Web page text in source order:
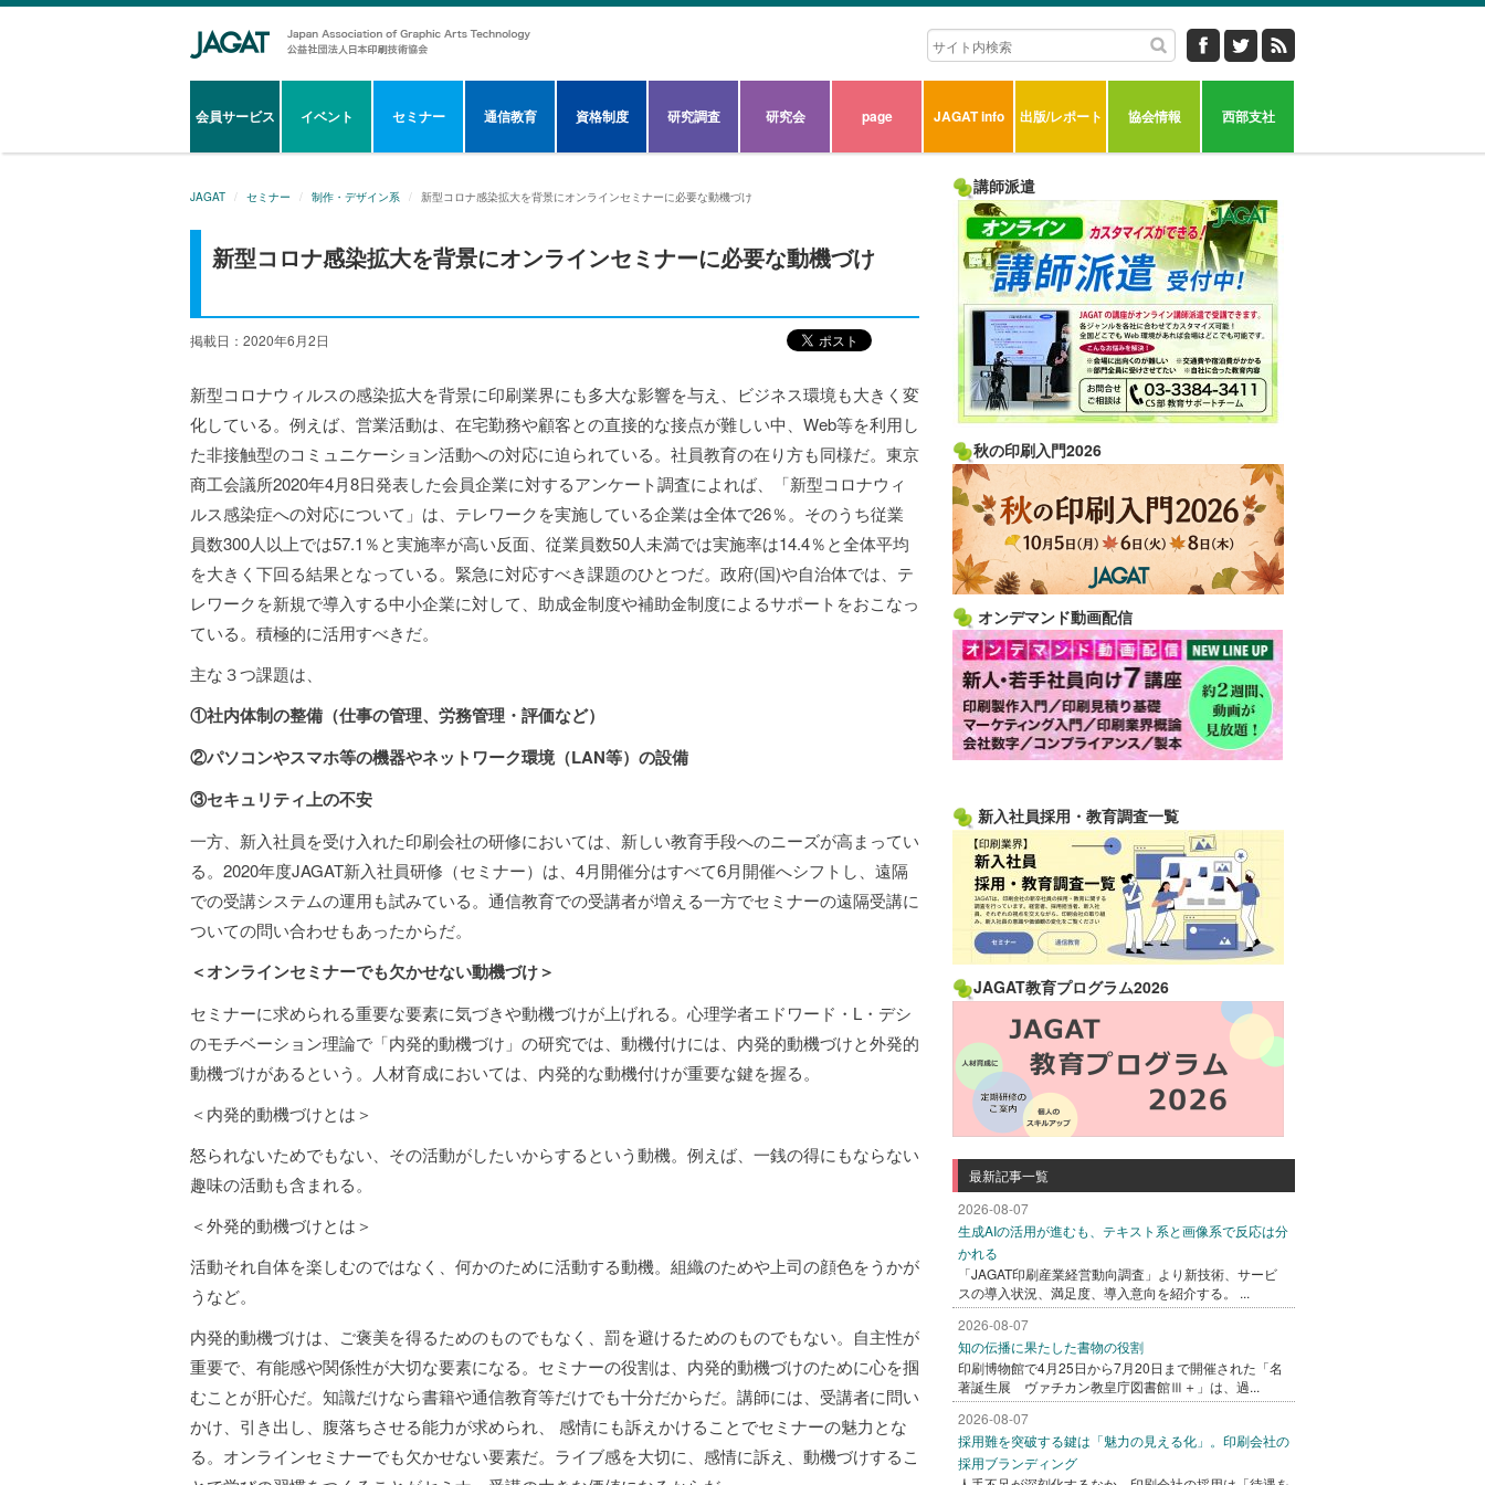
会員サービス イベント セミナー 通信教育 資格制度 研究調査 研究会 page JAGAT info 出版/レポート 協会情報 西部支社
JAGAT セミナー 制作・デザイン系 新型コロナ感染拡大を背景にオンラインセミナーに必要な動機づけ
新型コロナ感染拡大を背景にオンラインセミナーに必要な動機づけ
掲載日：2020年6月2日
新型コロナウィルスの感染拡大を背景に印刷業界にも多大な影響を与え、ビジネス環境も大きく変
化している。例えば、営業活動は、在宅勤務や顧客との直接的な接点が難しい中、Web等を利用し
た非接触型のコミュニケーション活動への対応に迫られている。社員教育の在り方も同様だ。東京
商工会議所2020年4月8日発表した会員企業に対するアンケート調査によれば、「新型コロナウィ
ルス感染症への対応について」は、テレワークを実施している企業は全体で26％。そのうち従業
員数300人以上では57.1％と実施率が高い反面、従業員数50人未満では実施率は14.4％と全体平均
を大きく下回る結果となっている。緊急に対応すべき課題のひとつだ。政府(国)や自治体では、テ
レワークを新規で導入する中小企業に対して、助成金制度や補助金制度によるサポートをおこなっ
ている。積極的に活用すべきだ。
主な３つ課題は、
①社内体制の整備（仕事の管理、労務管理・評価など）
②パソコンやスマホ等の機器やネットワーク環境（LAN等）の設備
③セキュリティ上の不安
一方、新入社員を受け入れた印刷会社の研修においては、新しい教育手段へのニーズが高まってい
る。2020年度JAGAT新入社員研修（セミナー）は、4月開催分はすべて6月開催へシフトし、遠隔
での受講システムの運用も試みている。通信教育での受講者が増える一方でセミナーの遠隔受講に
ついての問い合わせもあったからだ。
＜オンラインセミナーでも欠かせない動機づけ＞
セミナーに求められる重要な要素に気づきや動機づけが上げれる。心理学者エドワード・L・デシ
のモチベーション理論で「内発的動機づけ」の研究では、動機付けには、内発的動機づけと外発的
動機づけがあるという。人材育成においては、内発的な動機付けが重要な鍵を握る。
＜内発的動機づけとは＞
怒られないためでもない、その活動がしたいからするという動機。例えば、一銭の得にもならない
趣味の活動も含まれる。
＜外発的動機づけとは＞
活動それ自体を楽しむのではなく、何かのために活動する動機。組織のためや上司の顔色をうかが
うなど。
内発的動機づけは、ご褒美を得るためのものでもなく、罰を避けるためのものでもない。自主性が
重要で、有能感や関係性が大切な要素になる。セミナーの役割は、内発的動機づけのために心を掴
むことが肝心だ。知識だけなら書籍や通信教育等だけでも十分だからだ。講師には、受講者に問い
かけ、引き出し、腹落ちさせる能力が求められ、 感情にも訴えかけることでセミナーの魅力とな
る。オンラインセミナーでも欠かせない要素だ。ライブ感を大切に、感情に訴え、動機づけするこ
講師派遣
秋の印刷入門2026
オンデマンド動画配信
新入社員採用・教育調査一覧
JAGAT教育プログラム2026
最新記事一覧
2026-08-07
生成AIの活用が進むも、テキスト系と画像系で反応は分
かれる
「JAGAT印刷産業経営動向調査」より新技術、サービ
スの導入状況、満足度、導入意向を紹介する。 ...
2026-08-07
知の伝播に果たした書物の役割
印刷博物館で4月25日から7月20日まで開催された「名
著誕生展 ヴァチカン教皇庁図書館Ⅲ＋」は、過...
2026-08-07
採用難を突破する鍵は「魅力の見える化」。印刷会社の
採用ブランディング